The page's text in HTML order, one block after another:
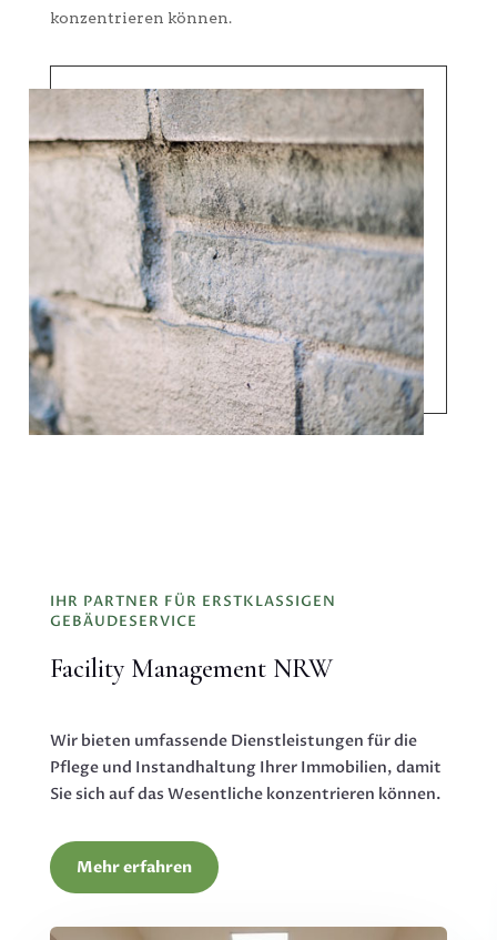
konzentrieren können.
IHR PARTNER FÜR ERSTKLASSIGEN
GEBÄUDESERVICE
Facility Management NRW
Wir bieten umfassende Dienstleistungen für die
Pflege und Instandhaltung Ihrer Immobilien, damit
Sie sich auf das Wesentliche konzentrieren können.
Mehr erfahren